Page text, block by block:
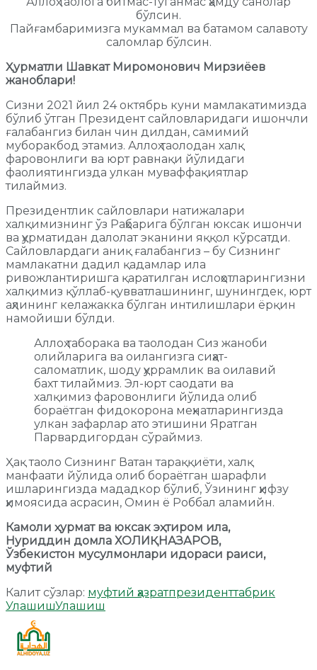
бўлсин.
Пайғамбаримизга мукаммал ва батамом салавоту
саломлар бўлсин.
Ҳурматли Шавкат Миромонович Мирзиёев
жаноблари!
Сизни 2021 йил 24 октябрь куни мамлакатимизда
бўлиб ўтган Президент сайловларидаги ишончли
ғалабангиз билан чин дилдан, самимий
муборакбод этамиз. Аллоҳ таолодан халқ
фаровонлиги ва юрт равнақи йўлидаги
фаолиятингизда улкан муваффақиятлар
тилаймиз.
Президентлик сайловлари натижалари
халқимизнинг ўз Раҳбарига бўлган юксак ишончи
ва ҳурматидан далолат эканини яққол кўрсатди.
Сайловлардаги аниқ ғалабангиз – бу Сизнинг
мамлакатни дадил қадамлар ила
ривожлантиришга қаратилган ислоҳотларингизни
халқимиз қўллаб-қувватлашининг, шунингдек, юрт
аҳлининг келажакка бўлган интилишлари ёрқин
намойиши бўлди.
Аллоҳ таборака ва таолодан Сиз жаноби
олийларига ва оилангизга сиҳат-
саломатлик, шоду ҳуррамлик ва оилавий
бахт тилаймиз. Эл-юрт саодати ва
халқимиз фаровонлиги йўлида олиб
бораётган фидокорона меҳнатларингизда
улкан зафарлар ато этишини Яратган
Парвардигордан сўраймиз.
Ҳақ таоло Сизнинг Ватан тараққиёти, халқ
манфаати йўлида олиб бораётган шарафли
ишларингизда мададкор бўлиб, Ўзининг ҳифзу
ҳимоясида асрасин, Омин ё Роббал аламийн.
Камоли ҳурмат ва юксак эҳтиром ила,
Нуриддин домла ХОЛИҚНАЗАРОВ,
Ўзбекистон мусулмонлари идораси раиси,
муфтий
Калит сўзлар: муфтий ҳазратпрезиденттабрик
УлашишУлашиш